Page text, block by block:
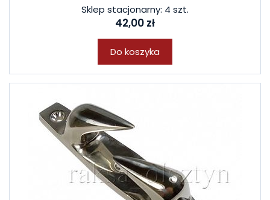
Sklep stacjonarny: 4 szt.
42,00 zł
Do koszyka